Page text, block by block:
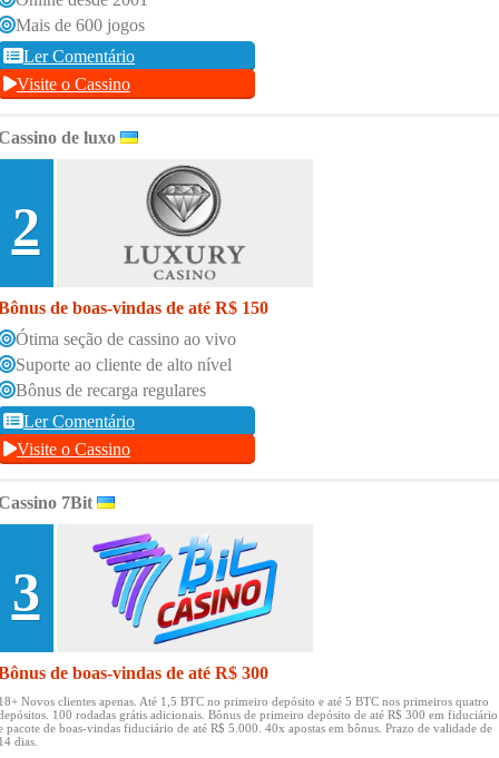
Mais de 600 jogos
Ler Comentário
Visite o Cassino
de luxo
2
de boas-vindas de até R$ 150
Ótima seção de cassino ao vivo
Suporte ao cliente de alto nível
Bônus de recarga regulares
Ler Comentário
Visite o Cassino
7Bit
3
de boas-vindas de até R$ 300
Novos clientes apenas. Até 1,5 BTC no primeiro depósito e até 5 BTC nos primeiros quatro
100 rodadas grátis adicionais. Bônus de primeiro depósito de até R$ 300 em fiduciário
pacote de boas-vindas fiduciário de até R$ 5.000. 40x apostas em bônus. Prazo de validade de
dias.